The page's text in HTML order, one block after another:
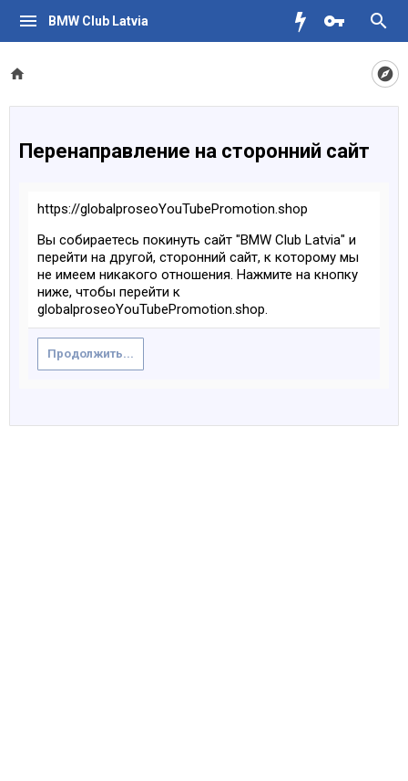
BMW Club Latvia
Перенаправление на сторонний сайт
https://globalproseoYouTubePromotion.shop
Вы собираетесь покинуть сайт "BMW Club Latvia" и
перейти на другой, сторонний сайт, к которому мы
не имеем никакого отношения. Нажмите на кнопку
ниже, чтобы перейти к
globalproseoYouTubePromotion.shop.
Продолжить...